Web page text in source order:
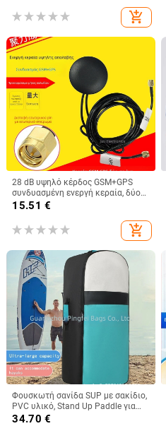
επικάλυψη ελαστικό 20%; βάρος
300 g; κατάλληλο για κολύμβηση
add_shopping_cart
28 dB υψηλό κέρδος GSM+GPS
συνδυασμένη ενεργή κεραία, δύο
σε ένα για πλοήγηση αυτοκινήτου,
15.51 €
add_shopping_cart
Φουσκωτή σανίδα SUP με σακίδιο,
PVC υλικό, Stand Up Paddle για
θαλάσσια σπορ, δυνατότητα
34.70 €